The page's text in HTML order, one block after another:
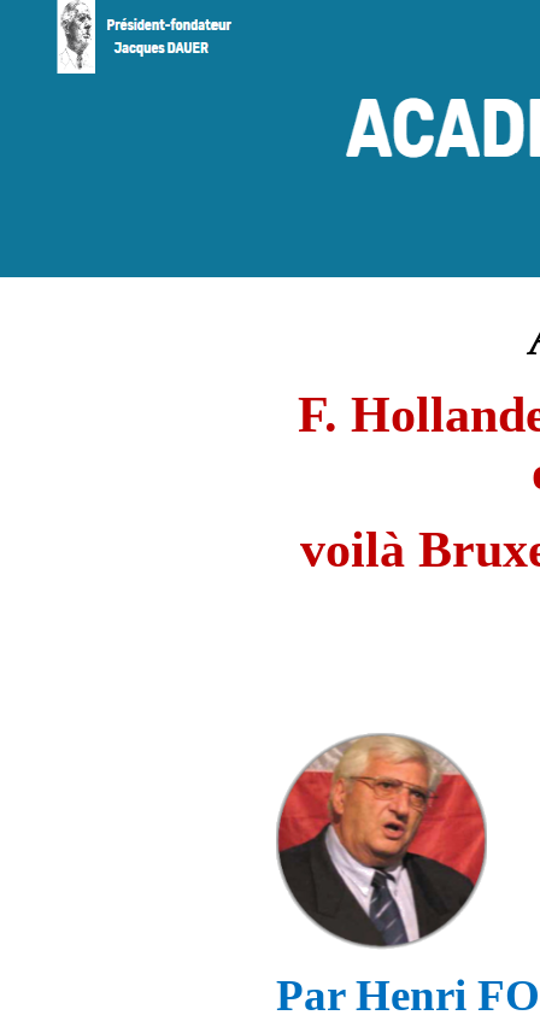
F.
voilà
Par Henri